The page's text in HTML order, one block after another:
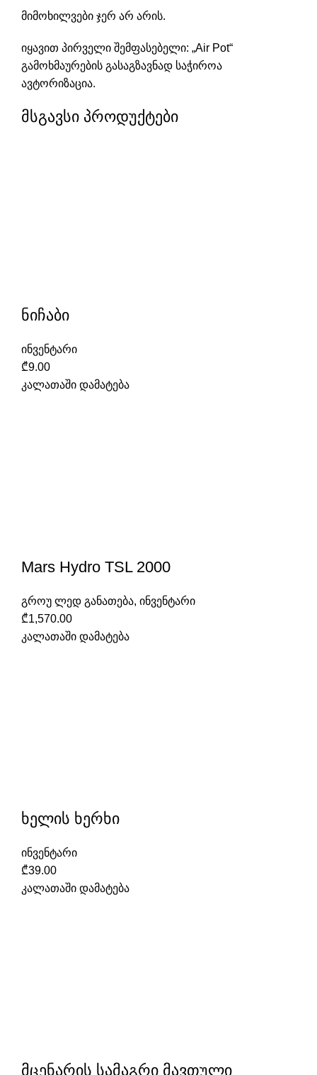
მიმოხილვები ჯერ არ არის.
იყავით პირველი შემფასებელი: „Air Pot“
გამოხმაურების გასაგზავნად საჭიროა
ავტორიზაცია.
მსგავსი პროდუქტები
ნიჩაბი
ინვენტარი
₾9.00
კალათაში დამატება
Mars Hydro TSL 2000
გროუ ლედ განათება, ინვენტარი
₾1,570.00
კალათაში დამატება
ხელის ხერხი
ინვენტარი
₾39.00
კალათაში დამატება
მცენარის სამაგრი მავთული